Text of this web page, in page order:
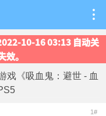
10-16 03:13 自动关
。
戏《吸血鬼：避世 - 血
1#